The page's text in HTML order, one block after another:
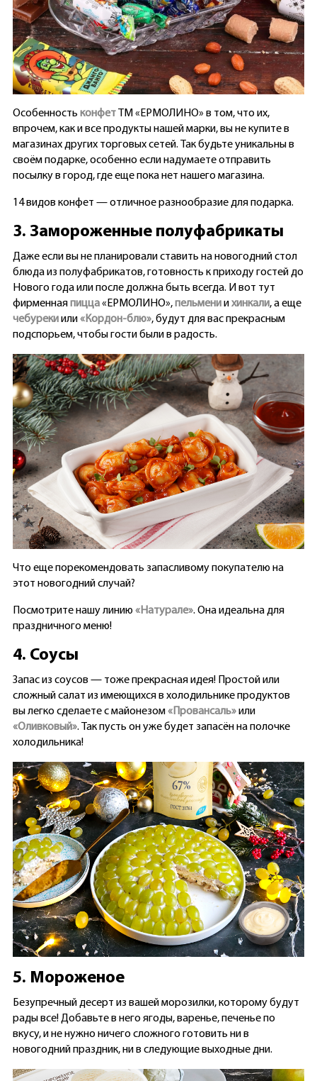
Особенность конфетТМ «ЕРМОЛИНО» в том, что их,
впрочем, как и все продукты нашей марки, вы не купите в
магазинах других торговых сетей. Так будьте уникальны в
своём подарке, особенно если надумаете отправить
посылку в город, где еще пока нет нашего магазина.
14 видов конфет — отличное разнообразие для подарка.
3. Замороженные полуфабрикаты
Даже если вы не планировали ставить на новогодний стол
блюда из полуфабрикатов, готовность к приходу гостей до
Нового года или после должна быть всегда. И вот тут
фирменнаяпицца«ЕРМОЛИНО»,пельмениихинкали, а еще
чебурекиили«Кордон-блю», будут для вас прекрасным
подспорьем, чтобы гости были в радость.
Что еще порекомендовать запасливому покупателю на
этот новогодний случай?
Посмотрите нашу линию «Натурале». Она идеальна для
праздничного меню!
4. Соусы
Запас из соусов — тоже прекрасная идея! Простой или
сложный салат из имеющихся в холодильнике продуктов
вы легко сделаете с майонезом«Провансаль»или
«Оливковый». Так пусть он уже будет запасён на полочке
холодильника!
5. Мороженое
Безупречный десерт из вашей морозилки, которому будут
рады все! Добавьте в него ягоды, варенье, печенье по
вкусу, и не нужно ничего сложного готовить ни в
новогодний праздник, ни в следующие выходные дни.